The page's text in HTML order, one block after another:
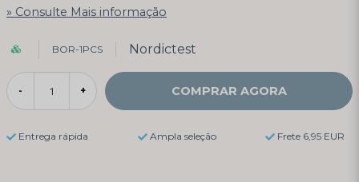
Consulte Mais informação
BOR-1PCS Nordictest
- + COMPRAR AGORA
Entrega rápida Ampla seleção Frete 6,95 EUR